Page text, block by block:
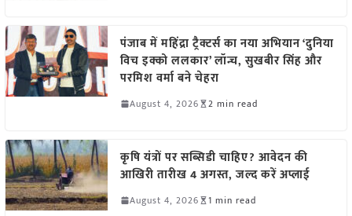
पंजाब में महिंद्रा ट्रैक्टर्स का नया अभियान ‘दुनिया
विच इक्को ललकार’ लॉन्च, सुखबीर सिंह और
परमिश वर्मा बने चेहरा
August 4, 2026 2 min read
कृषि यंत्रों पर सब्सिडी चाहिए? आवेदन की
आखिरी तारीख 4 अगस्त, जल्द करें अप्लाई
August 4, 2026 1 min read